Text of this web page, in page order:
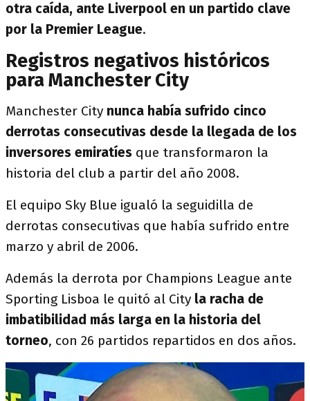
otra caída, ante Liverpool en un partido clave
por la Premier League.
Registros negativos históricos
para Manchester City
Manchester City nunca había sufrido cinco
derrotas consecutivas desde la llegada de los
inversores emiratíes que transformaron la
historia del club a partir del año 2008.
El equipo Sky Blue igualó la seguidilla de
derrotas consecutivas que había sufrido entre
marzo y abril de 2006.
Además la derrota por Champions League ante
Sporting Lisboa le quitó al City la racha de
imbatibilidad más larga en la historia del
torneo, con 26 partidos repartidos en dos años.